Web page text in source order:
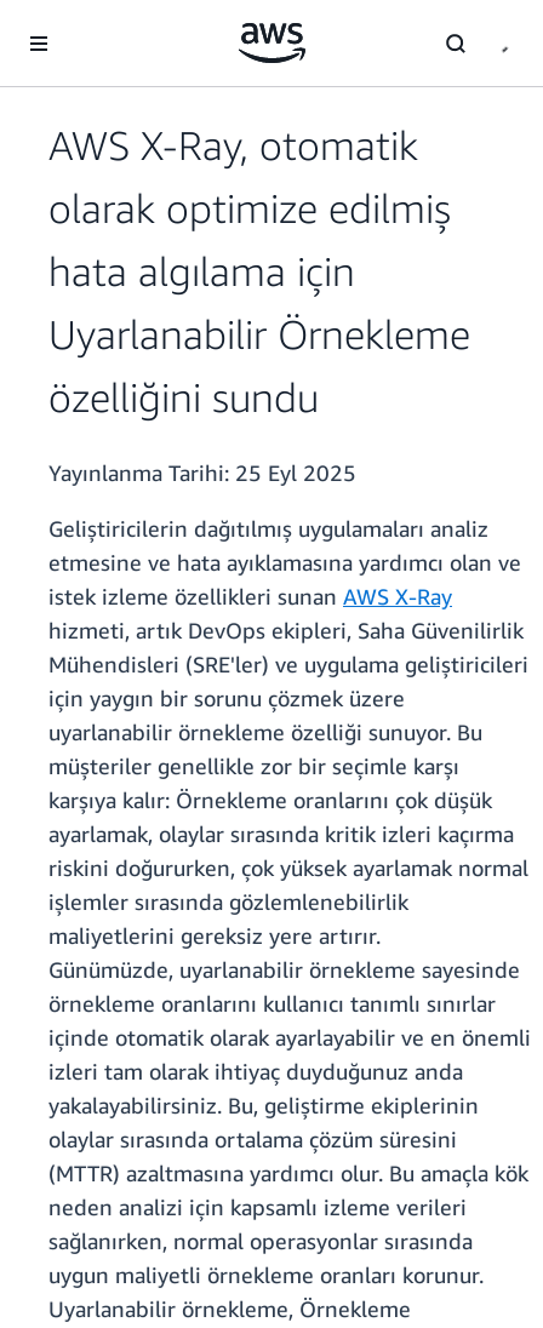
AWS X-Ray, otomatik
olarak optimize edilmiş
hata algılama için
Uyarlanabilir Örnekleme
özelliğini sundu
Yayınlanma Tarihi: 25 Eyl 2025
Geliştiricilerin dağıtılmış uygulamaları analiz
etmesine ve hata ayıklamasına yardımcı olan ve
istek izleme özellikleri sunan AWS X-Ray
hizmeti, artık DevOps ekipleri, Saha Güvenilirlik
Mühendisleri (SRE'ler) ve uygulama geliştiricileri
için yaygın bir sorunu çözmek üzere
uyarlanabilir örnekleme özelliği sunuyor. Bu
müşteriler genellikle zor bir seçimle karşı
karşıya kalır: Örnekleme oranlarını çok düşük
ayarlamak, olaylar sırasında kritik izleri kaçırma
riskini doğururken, çok yüksek ayarlamak normal
işlemler sırasında gözlemlenebilirlik
maliyetlerini gereksiz yere artırır.
Günümüzde, uyarlanabilir örnekleme sayesinde
örnekleme oranlarını kullanıcı tanımlı sınırlar
içinde otomatik olarak ayarlayabilir ve en önemli
izleri tam olarak ihtiyaç duyduğunuz anda
yakalayabilirsiniz. Bu, geliştirme ekiplerinin
olaylar sırasında ortalama çözüm süresini
(MTTR) azaltmasına yardımcı olur. Bu amaçla kök
neden analizi için kapsamlı izleme verileri
sağlanırken, normal operasyonlar sırasında
uygun maliyetli örnekleme oranları korunur.
Uyarlanabilir örnekleme, Örnekleme